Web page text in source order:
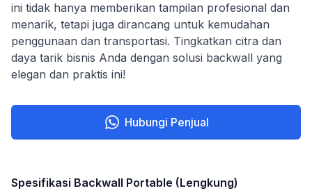
ini tidak hanya memberikan tampilan profesional dan
menarik, tetapi juga dirancang untuk kemudahan
penggunaan dan transportasi. Tingkatkan citra dan
daya tarik bisnis Anda dengan solusi backwall yang
elegan dan praktis ini!
Hubungi Penjual
Spesifikasi Backwall Portable (Lengkung)